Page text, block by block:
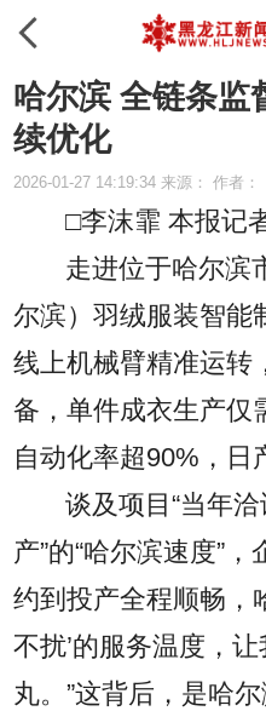
哈尔滨 全链条监
续优化
2026-01-27 14:19:34 来源： 作者：
□李沫霏 本报记
走进位于哈尔滨
尔滨）羽绒服装智能
线上机械臂精准运转
备，单件成衣生产仅
自动化率超90%，日
谈及项目“当年
产”的“哈尔滨速度”
约到投产全程顺畅，
不扰’的服务温度，
丸。”这背后，是哈